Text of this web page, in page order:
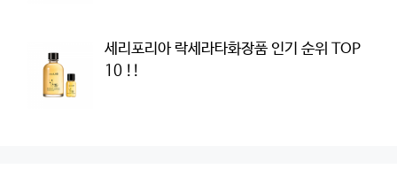
세리포리아 락세라타화장품 인기 순위 TOP
10 !!